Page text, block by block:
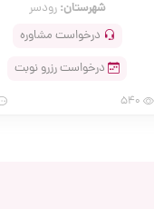
شهرستان:رودسر
درخواست مشاوره
درخواست رزرو نوبت